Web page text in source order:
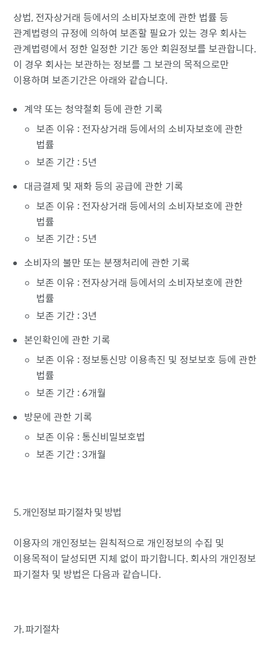
상법, 전자상거래 등에서의 소비자보호에 관한 법률 등
관계법령의 규정에 의하여 보존할 필요가 있는 경우 회사는
관계법령에서 정한 일정한 기간 동안 회원정보를 보관합니다.
이 경우 회사는 보관하는 정보를 그 보관의 목적으로만
이용하며 보존기간은 아래와 같습니다.
계약 또는 청약철회 등에 관한 기록
보존 이유 : 전자상거래 등에서의 소비자보호에 관한
법률
보존 기간 : 5년
대금결제 및 재화 등의 공급에 관한 기록
보존 이유 : 전자상거래 등에서의 소비자보호에 관한
법률
보존 기간 : 5년
소비자의 불만 또는 분쟁처리에 관한 기록
보존 이유 : 전자상거래 등에서의 소비자보호에 관한
법률
보존 기간 : 3년
본인확인에 관한 기록
보존 이유 : 정보통신망 이용촉진 및 정보보호 등에 관한
법률
보존 기간 : 6개월
방문에 관한 기록
보존 이유 : 통신비밀보호법
보존 기간 : 3개월
5. 개인정보 파기절차 및 방법
이용자의 개인정보는 원칙적으로 개인정보의 수집 및
이용목적이 달성되면 지체 없이 파기합니다. 회사의 개인정보
파기절차 및 방법은 다음과 같습니다.
가. 파기절차